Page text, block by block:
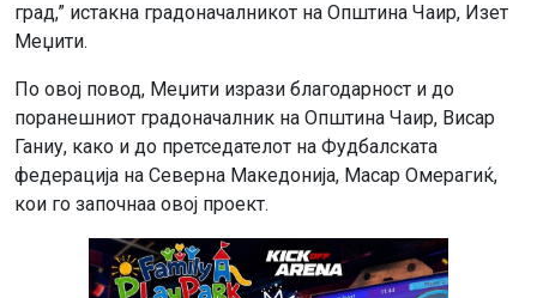
град,” истакна градоначалникот на Општина Чаир, Изет
Меџити.
По овој повод, Меџити изрази благодарност и до
поранешниот градоначалник на Општина Чаир, Висар
Ганиу, како и до претседателот на Фудбалската
федерација на Северна Македонија, Масар Омерaгиќ,
кои го започнаа овој проект.